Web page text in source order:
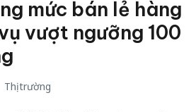
mức bán lẻ hàng
vượt ngưỡng 100
Thị trường